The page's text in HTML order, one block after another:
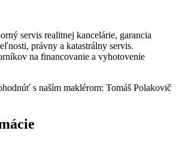
servis realitnej kancelárie, garancia
právny a katastrálny servis.
na financovanie a vyhotovenie
s naším maklérom: Tomáš Polakovič